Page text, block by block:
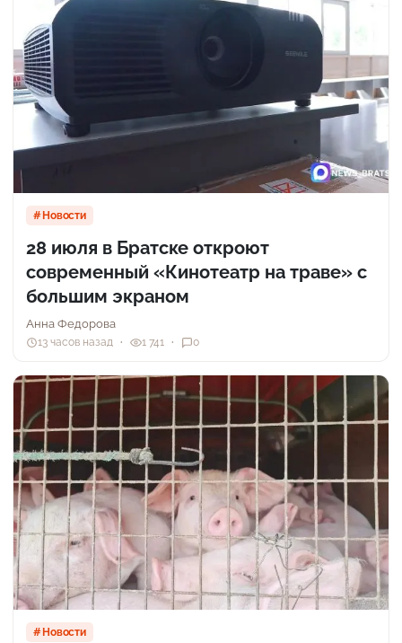
Новости
28 июля в Братске откроют
современный «Кинотеатр на траве» с
большим экраном
Анна Федорова
13 часов назад 1 741 0
Новости